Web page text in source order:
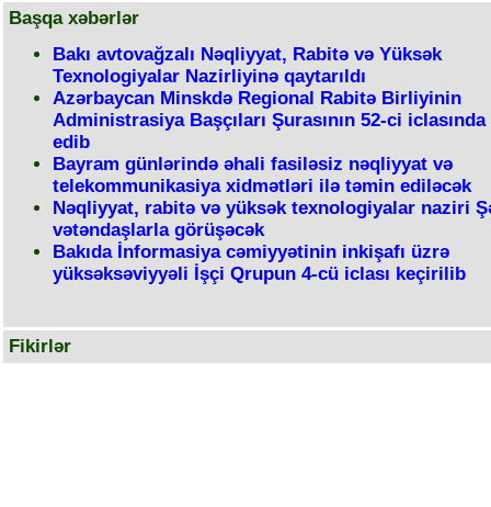
Başqa xəbərlər
Bakı avtovağzalı Nəqliyyat, Rabitə və Yüksək
Texnologiyalar Nazirliyinə qaytarıldı
Azərbaycan Minskdə Regional Rabitə Birliyinin
Administrasiya Başçıları Şurasının 52-ci
edib
Bayram günlərində əhali fasiləsiz nəqliyyat və
telekommunikasiya xidmətləri ilə təmin ediləcək
Nəqliyyat, rabitə və yüksək texnologiyalar naziri
vətəndaşlarla görüşəcək
Bakıda İnformasiya cəmiyyətinin inkişafı üzrə
yüksəksəviyyəli İşçi Qrupun 4-cü iclası keçirilib
Fikirlər